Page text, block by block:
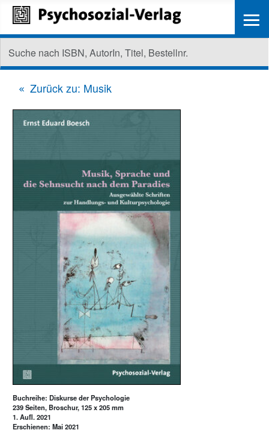
Zurück zu: Musik
Buchreihe: Diskurse der Psychologie
239 Seiten, Broschur, 125 x 205 mm
1. Aufl. 2021
Erschienen: Mai 2021
≡